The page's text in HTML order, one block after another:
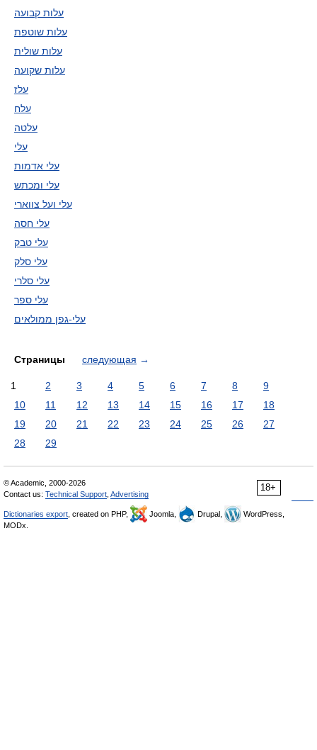
עלות קבועה
עלות שוטפת
עלות שולית
עלות שקועה
עלז
עלח
עלטה
עלי
עלי אדמות
עלי ומכתש
עלי ועל צווארי
עלי חסה
עלי טבק
עלי סלק
עלי סלרי
עלי ספר
עלי-גפן ממולאים
Страницы следующая →
1 2 3 4 5 6 7 8
9
10
11 12 13 14 15 16 17
18
19
20 21 22 23 24 25 26
27
28
29
18+
© Academic, 2000-2026
Contact us: Technical Support Advertising
Dictionaries export , created on PHP, Joomla, Drupal,
WordPress,
MODx.